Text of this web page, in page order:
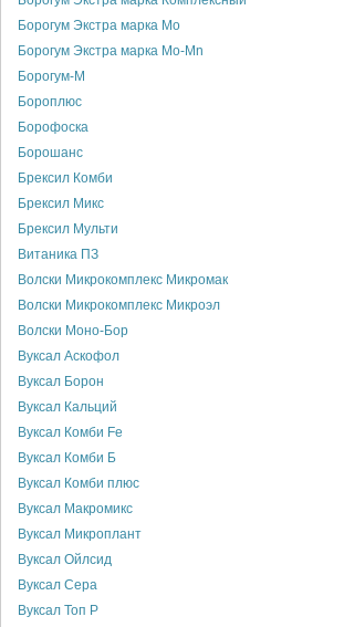
Борогум Экстра марка Мо
Борогум Экстра марка Мо-Мn
Борогум-М
Бороплюс
Борофоска
Борошанс
Брексил Комби
Брексил Микс
Брексил Мульти
Витаника ПЗ
Волски Микрокомплекс Микромак
Волски Микрокомплекс Микроэл
Волски Моно-Бор
Вуксал Аскофол
Вуксал Борон
Вуксал Кальций
Вуксал Комби Fe
Вуксал Комби Б
Вуксал Комби плюс
Вуксал Макромикс
Вуксал Микроплант
Вуксал Ойлсид
Вуксал Сера
Вуксал Топ Р